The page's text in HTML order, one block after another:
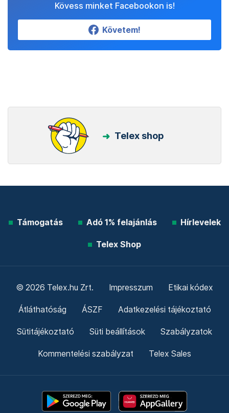
Kövess minket Facebookon is!
Követem!
Telex shop
Támogatás Adó 1% felajánlás Hírlevelek
Telex Shop
© 2026 Telex.hu Zrt. Impresszum Etikai kódex
Átláthatóság ÁSZF Adatkezelési tájékoztató
Sütitájékoztató Süti beállítások Szabályzatok
Kommentelési szabályzat Telex Sales